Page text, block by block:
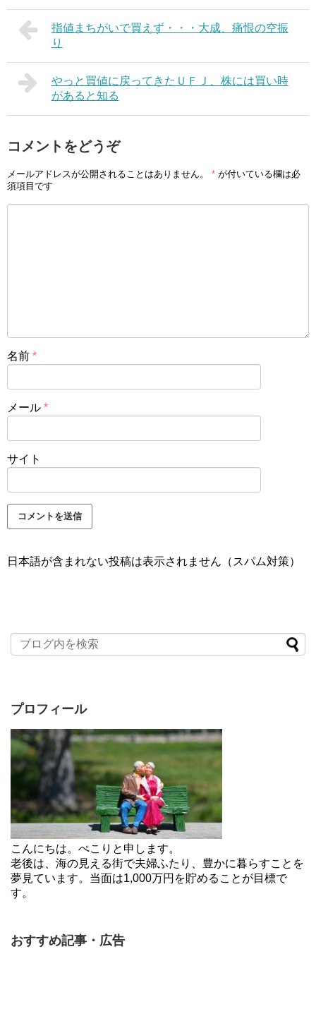
指値まちがいで買えず・・・大成、痛恨の空振
り
やっと買値に戻ってきたＵＦＪ、株には買い時
があると知る
コメントをどうぞ
メールアドレスが公開されることはありません。 * が付いている欄は必
須項目です
名前 *
メール *
サイト
日本語が含まれない投稿は表示されません（スパム対策）
プロフィール
こんにちは。ぺこりと申します。
老後は、海の見える街で夫婦ふたり、豊かに暮らすことを
夢見ています。当面は1,000万円を貯めることが目標で
す。
おすすめ記事・広告